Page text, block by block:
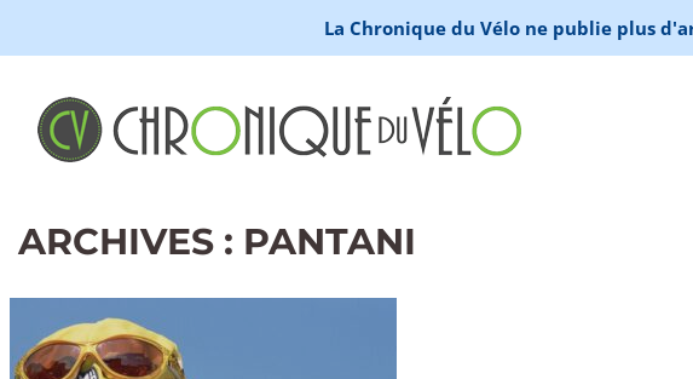
La Chronique du Vélo ne publie plus
ARCHIVES : PANTANI